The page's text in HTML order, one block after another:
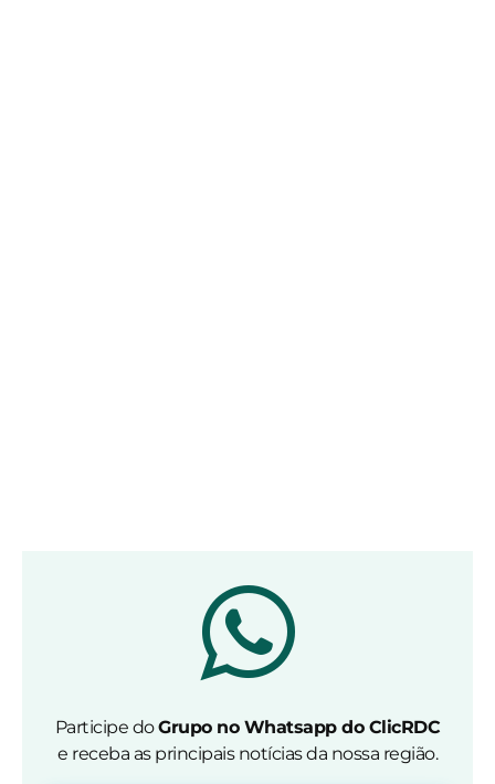
Participe doGrupo no Whatsapp do ClicRDC
e receba as principais notícias da nossa região.